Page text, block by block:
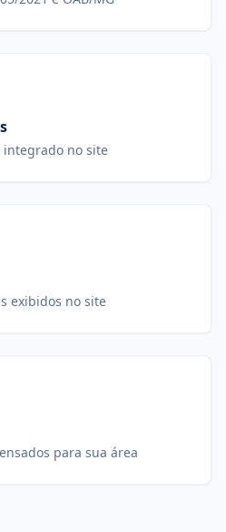
integrado no site
exibidos no site
para sua área